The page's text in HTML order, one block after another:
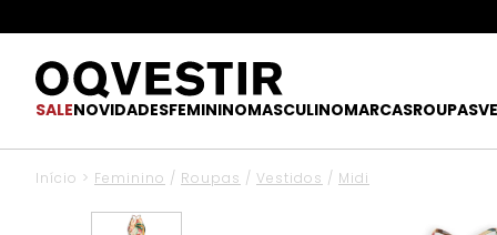
SALENOVIDADESFEMININOMASCULINOMARCASROUPAS
Início > Feminino / Roupas / Vestidos / Midi